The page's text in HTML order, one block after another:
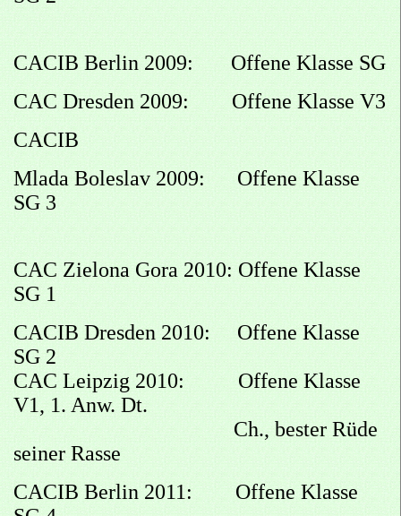
CACIB Berlin 2009: Offene Klasse SG
CAC Dresden 2009: Offene Klasse V3
CACIB
Mlada Boleslav 2009: Offene Klasse
SG 3
CAC Zielona Gora 2010: Offene Klasse
SG 1
CACIB Dresden 2010: Offene Klasse
SG 2
CAC Leipzig 2010: Offene Klasse
V1, 1. Anw. Dt.
Ch., bester Rüde
seiner Rasse
CACIB Berlin 2011: Offene Klasse